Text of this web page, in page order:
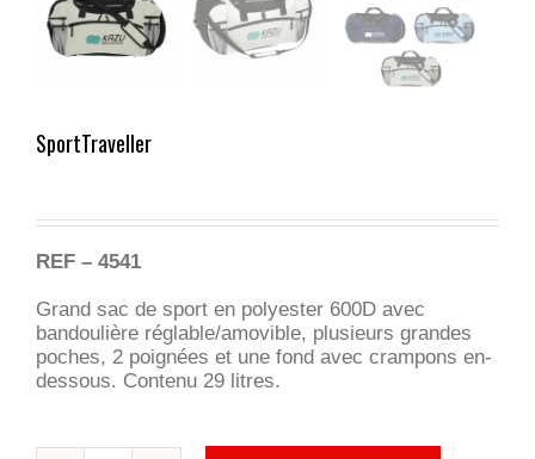
SportTraveller
REF – 4541
Grand sac de sport en polyester 600D avec
bandoulière réglable/amovible, plusieurs grandes
poches, 2 poignées et une fond avec crampons en-
dessous. Contenu 29 litres.